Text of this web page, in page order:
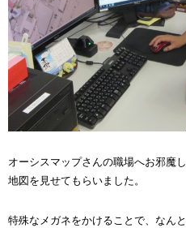
オーシスマップさんの職場へお邪魔
地図を見せてもらいました。
特殊なメガネをかけることで、なん